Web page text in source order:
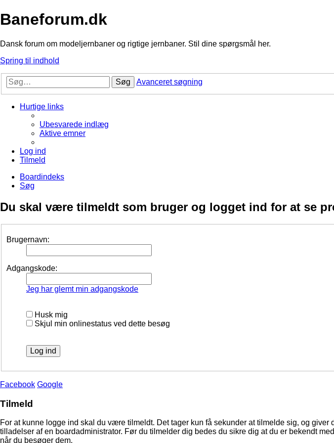
Baneforum.dk
Dansk forum om modeljernbaner og rigtige jernbaner. Stil dine spørgsmål her.
Spring til indhold
Søg Avanceret søgning
Hurtige links
Ubesvarede indlæg
Aktive emner
Log ind
Tilmeld
Boardindeks
Søg
Du skal være tilmeldt som bruger og logget ind for at se
Brugernavn:
Adgangskode:
Jeg har glemt min adgangskode
Husk mig
Skjul min onlinestatus ved dette besøg
Facebook Google
Tilmeld
For at kunne logge ind skal du være tilmeldt. Det tager kun få sekunder at tilmelde sig, og
tilladelser af en boardadministrator. Før du tilmelder dig bedes du sikre dig at du er bekendt
når du besøger dem.